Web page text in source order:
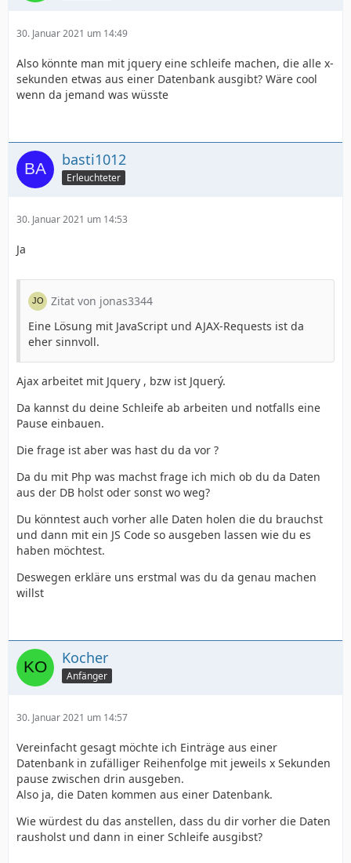
30. Januar 2021 um 14:49
Also könnte man mit jquery eine schleife machen, die alle x-
sekunden etwas aus einer Datenbank ausgibt? Wäre cool
wenn da jemand was wüsste
basti1012
Erleuchteter
30. Januar 2021 um 14:53
Ja
Zitat von jonas3344
Eine Lösung mit JavaScript und AJAX-Requests ist da
eher sinnvoll.
Ajax arbeitet mit Jquery , bzw ist Jquerý.
Da kannst du deine Schleife ab arbeiten und notfalls eine
Pause einbauen.
Die frage ist aber was hast du da vor ?
Da du mit Php was machst frage ich mich ob du da Daten
aus der DB holst oder sonst wo weg?
Du könntest auch vorher alle Daten holen die du brauchst
und dann mit ein JS Code so ausgeben lassen wie du es
haben möchtest.
Deswegen erkläre uns erstmal was du da genau machen
willst
Kocher
Anfänger
30. Januar 2021 um 14:57
Vereinfacht gesagt möchte ich Einträge aus einer
Datenbank in zufälliger Reihenfolge mit jeweils x Sekunden
pause zwischen drin ausgeben.
Also ja, die Daten kommen aus einer Datenbank.
Wie würdest du das anstellen, dass du dir vorher die Daten
rausholst und dann in einer Schleife ausgibst?